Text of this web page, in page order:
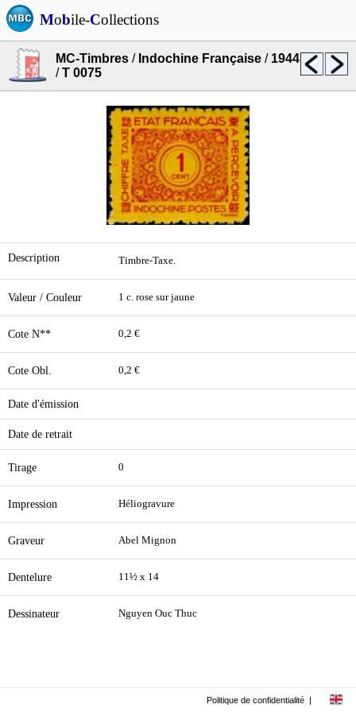
Mobile-Collections
MC-Timbres / Indochine Française / 1944
/T 0075
Description Timbre-Taxe.
Valeur / Couleur 1 c. rose sur jaune
Cote N** 0,2 €
Cote Obl. 0,2 €
Date d'émission
Date de retrait
Tirage 0
Impression Héliogravure
Graveur Abel Mignon
Dentelure 11½ x 14
Dessinateur Nguyen Ouc Thuc
Politique de confidentialité |